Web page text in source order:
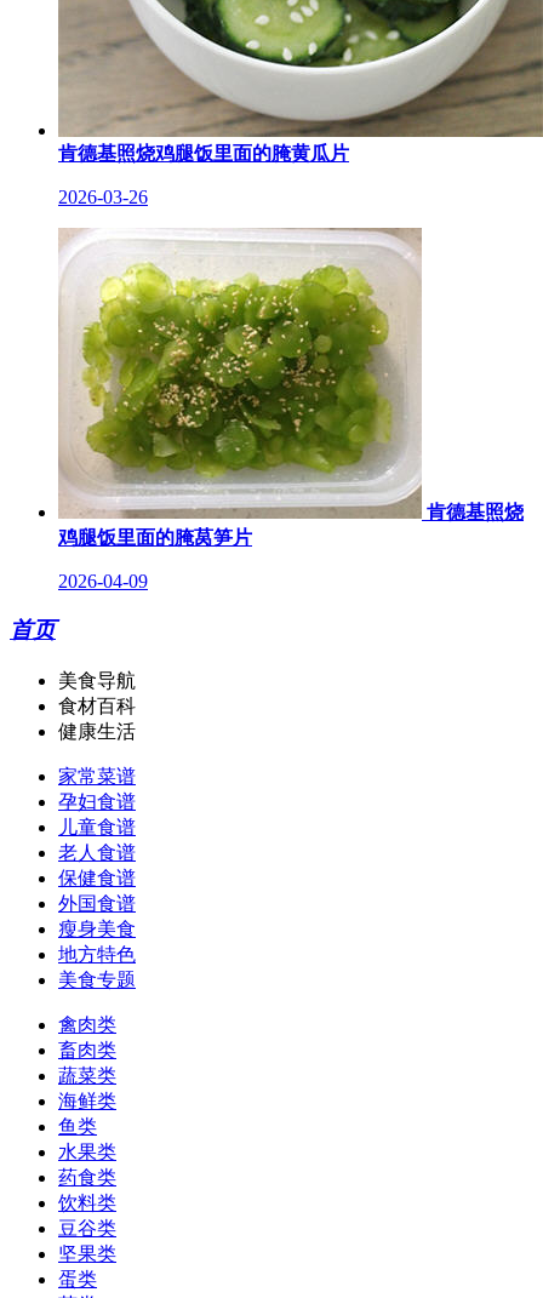
肯德基照烧鸡腿饭里面的腌黄瓜片
2026-03-26
肯德基照烧
鸡腿饭里面的腌莴笋片
2026-04-09
首页
美食导航
食材百科
健康生活
家常菜谱
孕妇食谱
儿童食谱
老人食谱
保健食谱
外国食谱
瘦身美食
地方特色
美食专题
禽肉类
畜肉类
蔬菜类
海鲜类
鱼类
水果类
药食类
饮料类
豆谷类
坚果类
蛋类